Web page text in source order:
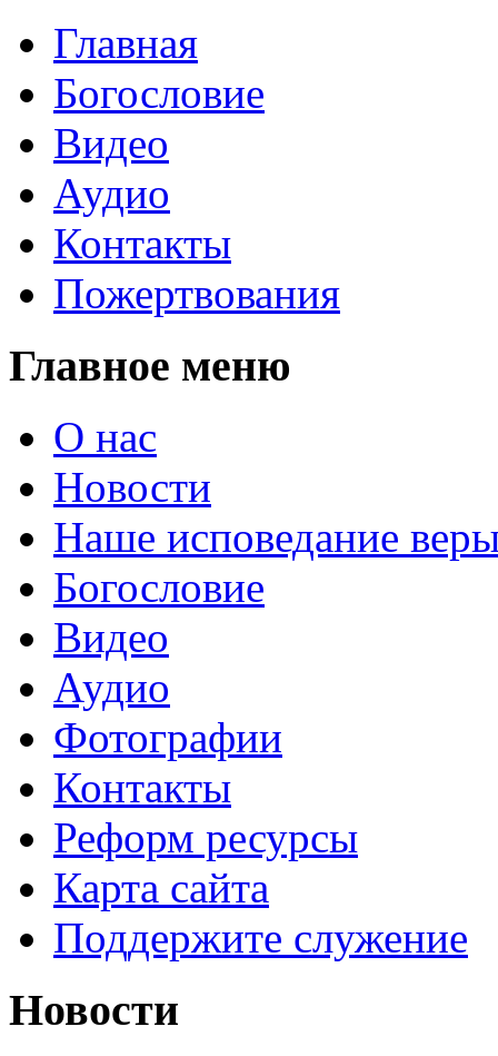
Главная
Богословие
Видео
Аудио
Контакты
Пожертвования
Главное меню
О нас
Новости
Наше исповедание
Богословие
Видео
Аудио
Фотографии
Контакты
Реформ ресурсы
Карта сайта
Поддержите служение
Новости